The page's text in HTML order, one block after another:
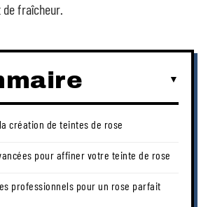
de fraîcheur.
création de teintes de rose
pour affiner votre teinte de rose
professionnels pour un rose parfait